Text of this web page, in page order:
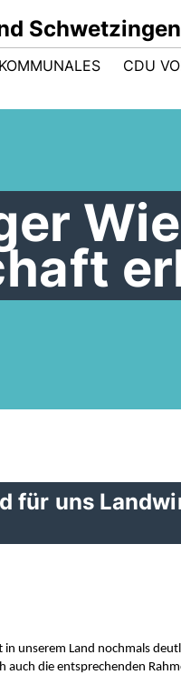
Schwetzingen
KOMMUNALES CDU
für uns
unserem Land nochmals
die entsprechenden